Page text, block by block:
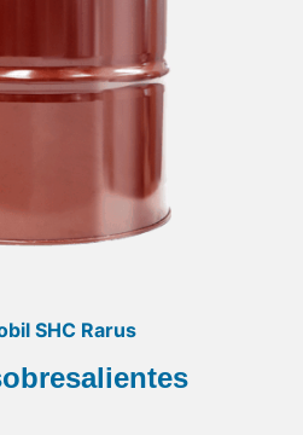
SHC Rarus